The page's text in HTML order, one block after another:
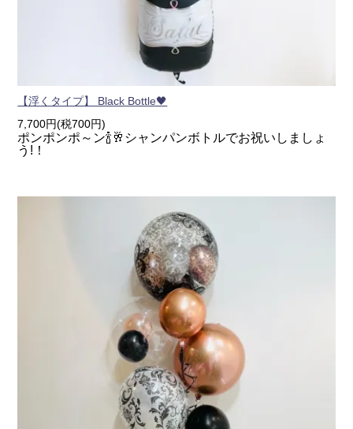
【浮くタイプ】 Black Bottle🖤
7,700円(税700円)
ポンポンポ～ン🍾🥂シャンパンボトルでお祝いしましょ
う!！